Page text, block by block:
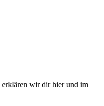
wir dir hier und im